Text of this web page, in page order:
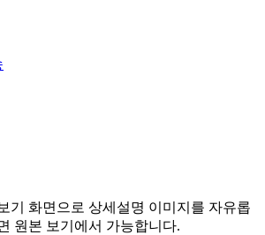
기 화면으로 상세설명 이미지를 자유롭
원본 보기에서 가능합니다.